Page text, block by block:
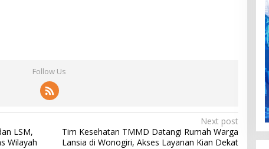
Follow Us
LSM,
Wilayah
Next post
Tim Kesehatan TMMD Datangi Rumah Warga
Lansia di Wonogiri, Akses Layanan Kian Dekat